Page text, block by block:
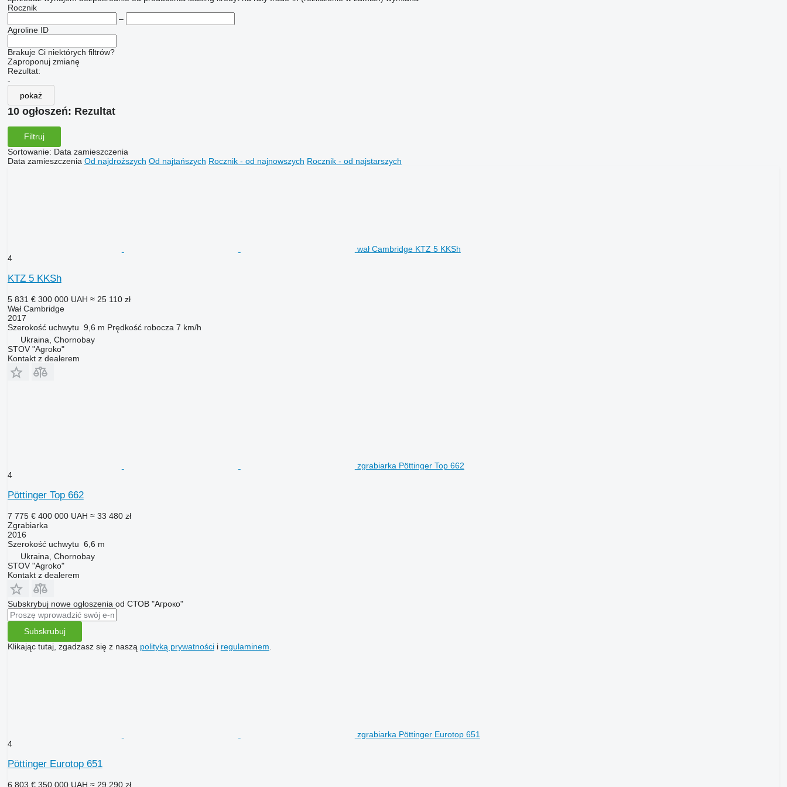
Rocznik
–
Agroline ID
Brakuje Ci niektórych filtrów?
Zaproponuj zmianę
Rezultat:
-
pokaż
10 ogłoszeń: Rezultat
Filtruj
Sortowanie: Data zamieszczenia
Data zamieszczenia Od najdroższych Od najtańszych Rocznik - od najnowszych Rocznik - od najstarszych
wał Cambridge KTZ 5 KKSh
4
KTZ 5 KKSh
5 831 € 300 000 UAH ≈ 25 110 zł
Wał Cambridge
2017
Szerokość uchwytu 9,6 m Prędkość robocza 7 km/h
Ukraina, Chornobay
STOV "Agroko"
Kontakt z dealerem
zgrabiarka Pöttinger Top 662
4
Pöttinger Top 662
7 775 € 400 000 UAH ≈ 33 480 zł
Zgrabiarka
2016
Szerokość uchwytu 6,6 m
Ukraina, Chornobay
STOV "Agroko"
Kontakt z dealerem
Subskrybuj nowe ogłoszenia od СТОВ "Агроко"
Subskrubuj
Klikając tutaj, zgadzasz się z naszą polityką prywatnościi regulaminem
zgrabiarka Pöttinger Eurotop 651
4
Pöttinger Eurotop 651
6 803 € 350 000 UAH ≈ 29 290 zł